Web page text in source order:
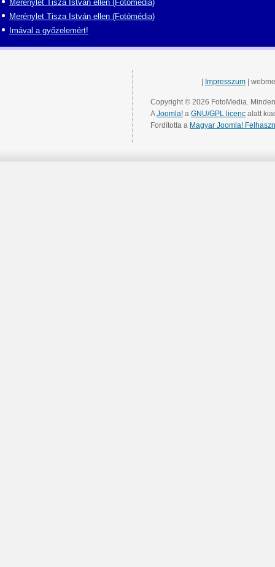
Merénylet Tisza István ellen (Fotómédia)
Merénylet Tisza István ellen (Fotómédia)
Imával a győzelemért!
Impresszum |
Copyright © 2026 FotoMedia.
AJoomla! a GNU/GPL licenc alatt
Fordította a Magyar Joomla!